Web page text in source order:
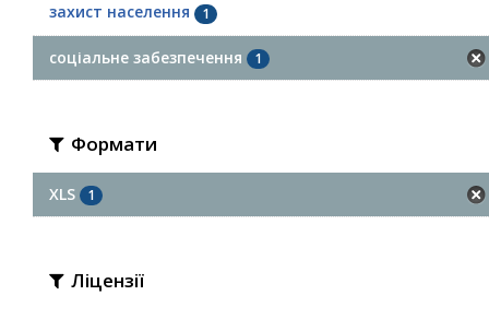
захист населення 1
соціальне забезпечення 1
Формати
XLS 1
Ліцензії